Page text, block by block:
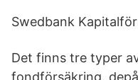
Swedbank
Det finns tre typer
fondförsäkring,